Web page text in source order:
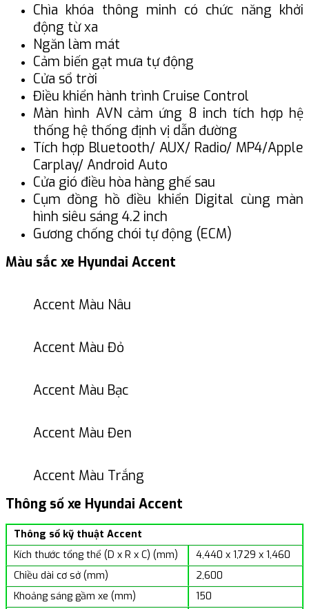
Chìa khóa thông minh có chức năng khởi
động từ xa
Ngăn làm mát
Cảm biến gạt mưa tự động
Cửa sổ trời
Điều khiển hành trình Cruise Control
Màn hình AVN cảm ứng 8 inch tích hợp hệ
thống hệ thống định vị dẫn đường
Tích hợp Bluetooth/ AUX/ Radio/ MP4/Apple
Carplay/ Android Auto
Cửa gió điều hòa hàng ghế sau
Cụm đồng hồ điều khiển Digital cùng màn
hình siêu sáng 4.2 inch
Gương chống chói tự động (ECM)
Màu sắc xe Hyundai Accent
Accent Màu Nâu
Accent Màu Đỏ
Accent Màu Bạc
Accent Màu Đen
Accent Màu Trắng
Thông số xe Hyundai Accent
Thông số kỹ thuật Accent
Kích thước tổng thể (D x R x C) (mm)
4,440 x 1,729 x 1,460
Chiều dài cơ sở (mm)
2,600
Khoảng sáng gầm xe (mm)
150